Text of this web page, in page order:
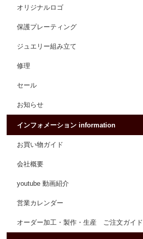
オリジナルロゴ
保護プレーティング
ジュエリー組み立て
修理
セール
お知らせ
インフォメーション information
お買い物ガイド
会社概要
youtube 動画紹介
営業カレンダー
オーダー加工・製作・生産 ご注文ガイド